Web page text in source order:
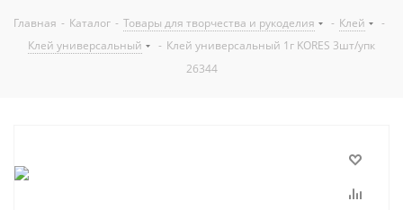
Главная - Каталог - Товары для творчества и рукоделия - Клей
-
Клей универсальный
- Клей универсальный 1г KORES 3шт/упк
26344